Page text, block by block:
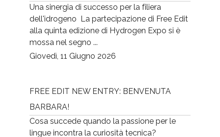
Una sinergia di successo per la filiera
dell'idrogeno La partecipazione di Free Edit
alla quinta edizione di Hydrogen Expo si è
mossa nel segno ...
Giovedì, 11 Giugno 2026
FREE EDIT NEW ENTRY: BENVENUTA
BARBARA!
Cosa succede quando la passione per le
lingue incontra la curiosità tecnica?